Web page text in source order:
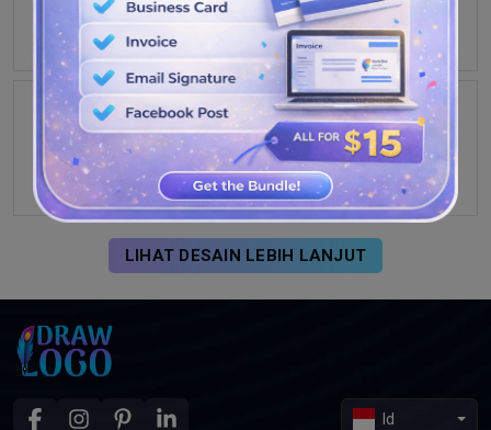
LIHAT DESAIN LEBIH LANJUT
Id